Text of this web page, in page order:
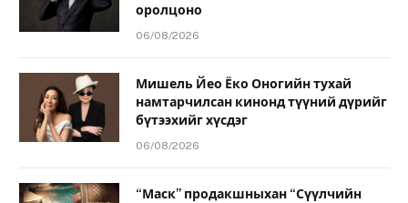
оролцоно
06/08/2026
Мишель Йео Ёко Оногийн тухай
намтарчилсан кинонд түүний дүрийг
бүтээхийг хүсдэг
06/08/2026
“Маск” продакшныхан “Сүүлчийн